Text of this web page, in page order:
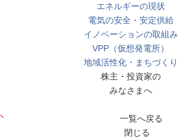
エネルギーの現状
電気の安全・安定供給
イノベーションの取組み
VPP（仮想発電所）
地域活性化・まちづくり
株主・投資家の
みなさまへ
一覧へ戻る
閉じる